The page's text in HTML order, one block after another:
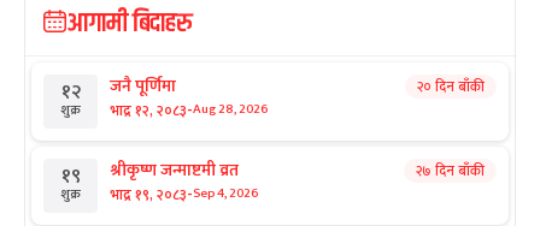
आगामी बिदाहरु
१२
शुक्र
जनै पूर्णिमा
भाद्र १२, २०८३-Aug 28, 2026
२० दिन बाँकी
१९
शुक्र
श्रीकृष्ण जन्माष्टमी व्रत
भाद्र १९, २०८३-Sep 4, 2026
२७ दिन बाँकी